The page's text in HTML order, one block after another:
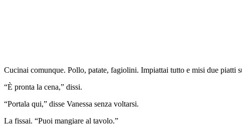
Cucinai comunque. Pollo, patate, fagiolini. Impiattai tutto e misi due piatti
“È pronta la cena,” dissi.
“Portala qui,” disse Vanessa senza voltarsi.
La fissai. “Puoi mangiare al tavolo.”